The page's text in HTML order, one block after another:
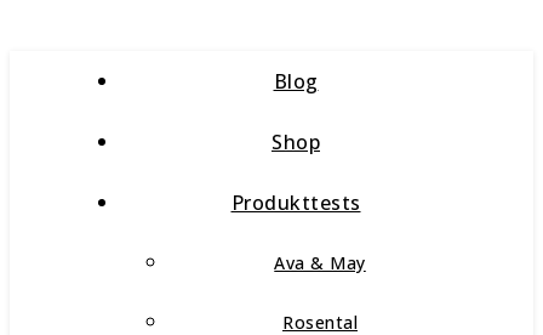
Blog
Shop
Produkttests
Ava & May
Rosental